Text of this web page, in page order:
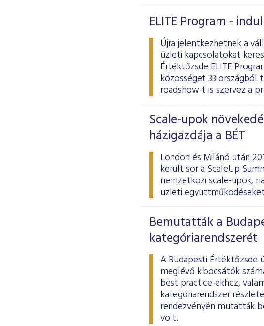
ELITE Program -
Újra jelentkezhetnek a
üzleti kapcsolatokat
Értéktőzsde ELITE
közösséget 33 országból
roadshow-t is szervez a
Scale-upok
házigazdája a BÉT
London és Milánó után
került sor a ScaleUp
nemzetközi scale-upok,
üzleti
Bemutatták a
kategóriarendszerét
A Budapesti Értéktőzsde
meglévő kibocsátók
best practice-ekhez,
kategóriarendszer
rendezvényén mutatták
volt.